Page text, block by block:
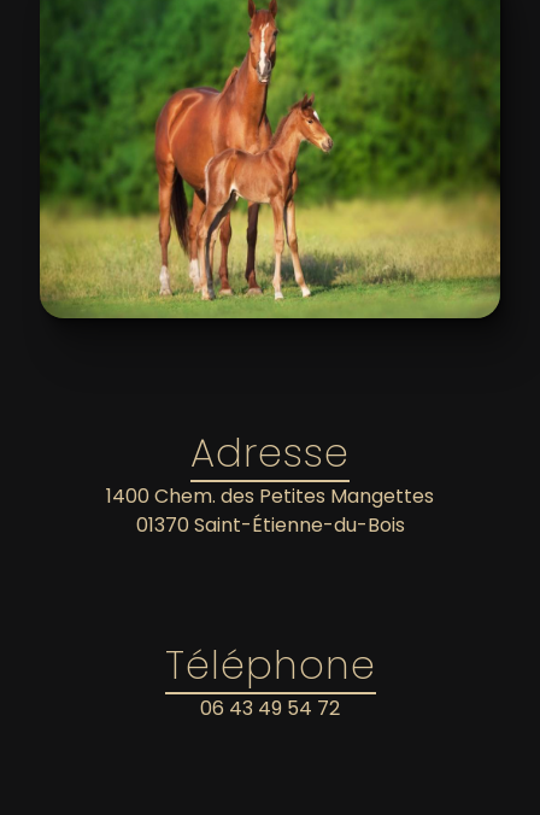
Adresse
1400 Chem. des Petites Mangettes
01370 Saint-Étienne-du-Bois
Téléphone
06 43 49 54 72